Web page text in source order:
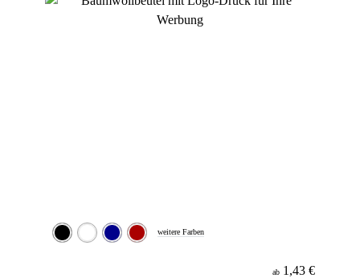
weitere Farben
ab 1,43 €